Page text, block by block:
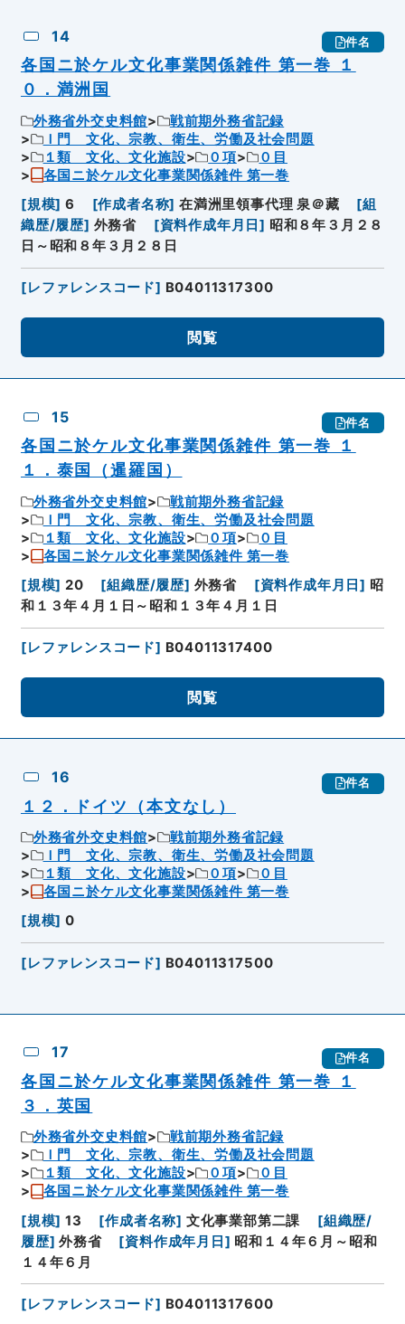
14 件名
各国ニ於ケル文化事業関係雑件 第一巻 １
０．満洲国
外務省外交史料館
戦前期外務省記録
Ｉ門 文化、宗教、衛生、労働及社会問題
１類 文化、文化施設
０項
０目
各国ニ於ケル文化事業関係雑件 第一巻
[規模] 6 [作成者名称] 在満洲里領事代理 泉＠藏 [組
織歴/履歴] 外務省 [資料作成年月日] 昭和８年３月２８
日～昭和８年３月２８日
[レファレンスコード] B04011317300
閲覧
15 件名
各国ニ於ケル文化事業関係雑件 第一巻 １
１．泰国（暹羅国）
外務省外交史料館
戦前期外務省記録
Ｉ門 文化、宗教、衛生、労働及社会問題
１類 文化、文化施設
０項
０目
各国ニ於ケル文化事業関係雑件 第一巻
[規模] 20 [組織歴/履歴] 外務省 [資料作成年月日] 昭
和１３年４月１日～昭和１３年４月１日
[レファレンスコード] B04011317400
閲覧
16 件名
１２．ドイツ（本文なし）
外務省外交史料館
戦前期外務省記録
Ｉ門 文化、宗教、衛生、労働及社会問題
１類 文化、文化施設
０項
０目
各国ニ於ケル文化事業関係雑件 第一巻
[規模] 0
[レファレンスコード] B04011317500
17 件名
各国ニ於ケル文化事業関係雑件 第一巻 １
３．英国
外務省外交史料館
戦前期外務省記録
Ｉ門 文化、宗教、衛生、労働及社会問題
１類 文化、文化施設
０項
０目
各国ニ於ケル文化事業関係雑件 第一巻
[規模] 13 [作成者名称] 文化事業部第二課 [組織歴/
履歴] 外務省 [資料作成年月日 ] 昭和１４年６月～昭和
１４年６月
[レファレンスコード] B04011317600